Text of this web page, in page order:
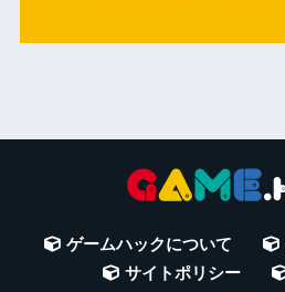
ゲームハックについて
サイトポリシー